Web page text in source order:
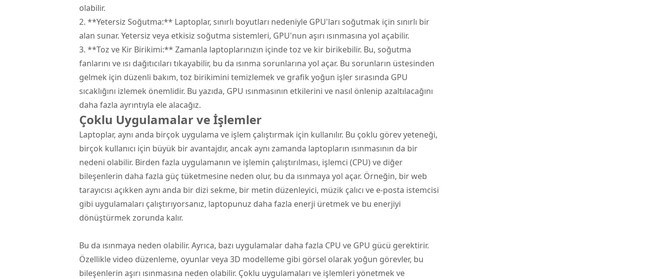
olabilir.
2. **Yetersiz Soğutma:** Laptoplar, sınırlı boyutları nedeniyle GPU'ları soğutmak için sınırlı bir
alan sunar. Yetersiz veya etkisiz soğutma sistemleri, GPU'nun aşırı ısınmasına yol açabilir.
3. **Toz ve Kir Birikimi:** Zamanla laptoplarınızın içinde toz ve kir birikebilir. Bu, soğutma
fanlarını ve ısı dağıtıcıları tıkayabilir, bu da ısınma sorunlarına yol açar. Bu sorunların üstesinden
gelmek için düzenli bakım, toz birikimini temizlemek ve grafik yoğun işler sırasında GPU
sıcaklığını izlemek önemlidir. Bu yazıda, GPU ısınmasının etkilerini ve nasıl önlenip azaltılacağını
daha fazla ayrıntıyla ele alacağız.
Çoklu Uygulamalar ve İşlemler
Laptoplar, aynı anda birçok uygulama ve işlem çalıştırmak için kullanılır. Bu çoklu görev yeteneği,
birçok kullanıcı için büyük bir avantajdır, ancak aynı zamanda laptopların ısınmasının da bir
nedeni olabilir. Birden fazla uygulamanın ve işlemin çalıştırılması, işlemci (CPU) ve diğer
bileşenlerin daha fazla güç tüketmesine neden olur, bu da ısınmaya yol açar. Örneğin, bir web
tarayıcısı açıkken aynı anda bir dizi sekme, bir metin düzenleyici, müzik çalıcı ve e-posta istemcisi
gibi uygulamaları çalıştırıyorsanız, laptopunuz daha fazla enerji üretmek ve bu enerjiyi
dönüştürmek zorunda kalır.
Bu da ısınmaya neden olabilir. Ayrıca, bazı uygulamalar daha fazla CPU ve GPU gücü gerektirir.
Özellikle video düzenleme, oyunlar veya 3D modelleme gibi görsel olarak yoğun görevler, bu
bileşenlerin aşırı ısınmasına neden olabilir. Çoklu uygulamaları ve işlemleri yönetmek ve